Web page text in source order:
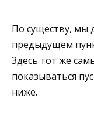
По существу, мы
предыдущем
Здесь тот же
показываться
ниже.